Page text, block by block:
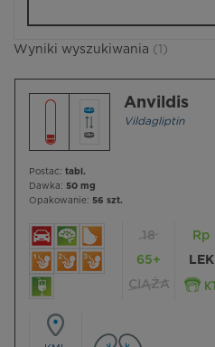
Wyniki wyszukiwania (1)
Anvildis
Vildagliptin
Postać: tabl.
Dawka: 50 mg
Opakowanie: 56 szt.
18
65+
CIĄŻA
Rp
LEK